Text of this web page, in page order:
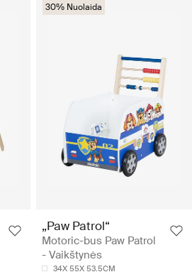
30% Nuolaida
„Paw Patrol“
Motoric-bus Paw Patrol
- Vaikštynės
34X 55X 53.5CM